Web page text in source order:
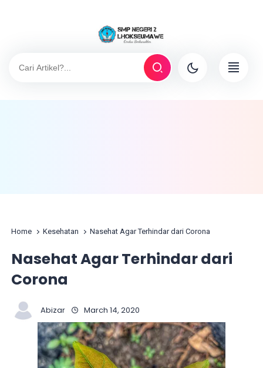
Home Kesehatan Nasehat Agar Terhindar dari Corona
Nasehat Agar Terhindar dari
Corona
Abizar March 14, 2020